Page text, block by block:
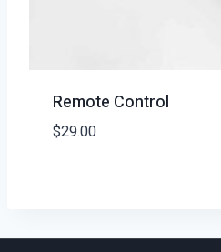
Remote Control
$29.00